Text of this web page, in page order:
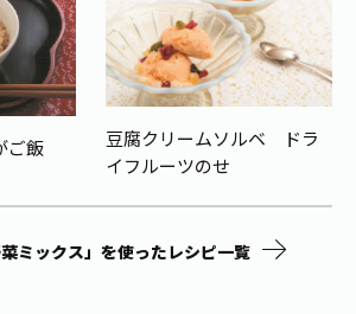
ご飯
豆腐クリームソルベ ドラ
イフルーツのせ
菜ミックス」を使ったレシピ一覧